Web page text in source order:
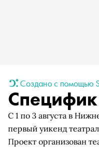
Создано с помощью
Специфик
С 1 по 3 августа в
первый уикенд
Проект организован